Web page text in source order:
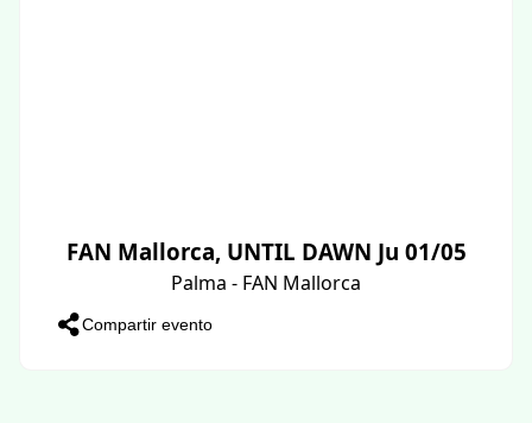
FAN Mallorca, UNTIL DAWN Ju 01/05
Palma - FAN Mallorca
Compartir evento